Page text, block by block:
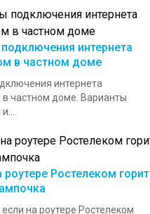
интернета
в частном доме
интернета
в частном доме. Варианты
Ростелеком горит
на роутере Ростелеком